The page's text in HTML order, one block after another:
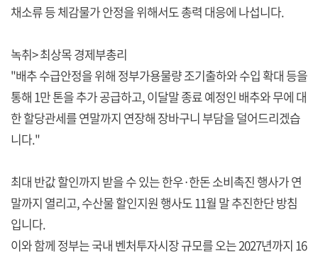
채소류 등 체감물가 안정을 위해서도 총력 대응에 나섭니다.
녹취> 최상목 경제부총리
"배추 수급안정을 위해 정부가용물량 조기출하와 수입 확대 등을
통해 1만 톤을 추가 공급하고, 이달말 종료 예정인 배추와 무에 대
한 할당관세를 연말까지 연장해 장바구니 부담을 덜어드리겠습
니다."
최대 반값 할인까지 받을 수 있는 한우·한돈 소비촉진 행사가 연
말까지 열리고, 수산물 할인지원 행사도 11월 말 추진한단 방침
입니다.
이와 함께 정부는 국내 벤처투자시장 규모를 오는 2027년까지 16